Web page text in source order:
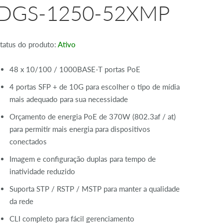
1250-52XMP
do produto: Ativo
48 x 10/100 / 1000BASE-T portas PoE
4 portas SFP + de 10G para escolher o tipo de mídia
mais adequado para sua necessidade
Orçamento de energia PoE de 370W (802.3af / at)
para permitir mais energia para dispositivos
conectados
Imagem e configuração duplas para tempo de
inatividade reduzido
Suporta STP / RSTP / MSTP para manter a qualidade
da rede
CLI completo para fácil gerenciamento